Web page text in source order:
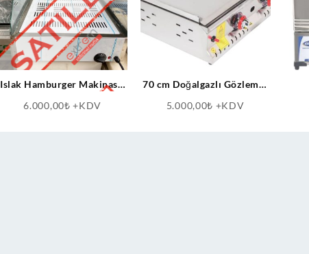
Islak Hamburger Makinası-
Makinesi
6.000,00₺ +KDV
70 cm Doğalgazlı Gözleme-
5.000,00₺ +KDV